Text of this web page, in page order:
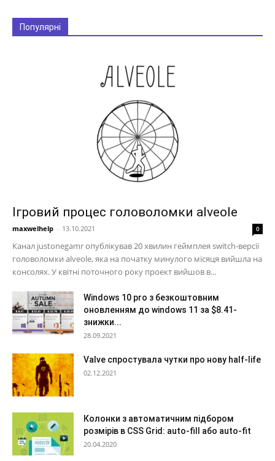
Популярні
Ігровий процес головоломки alveole
maxwelhelp - 13.10.2021 0
Канал justonegamr опублікував 20 хвилин геймплея switch-версії
головоломки alveole, яка на початку минулого місяця вийшла на
консолях. У квітні поточного року проект вийшов в...
Windows 10 pro з безкоштовним
оновленням до windows 11 за $8.41-
знижки...
28.09.2021
Valve спростувала чутки про нову half-life
02.12.2021
Колонки з автоматичним підбором
розмірів в CSS Grid: auto-fill або auto-fit
20.04.2020